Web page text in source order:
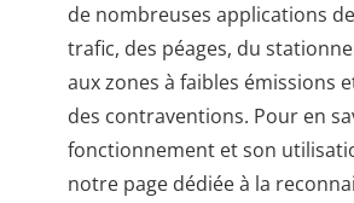
de nombreuses applications
trafic, des péages, du
aux zones à faibles émissions
des contraventions. Pour en
fonctionnement et son
notre page dédiée à la